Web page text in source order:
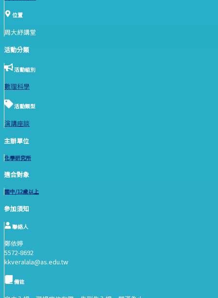
位置
周大紓講堂
活動分類
活動組別
數理科學
活動類型
演講座談
主辦單位
化學研究所
適合對象
國中/12歲以上
參加須知
聯絡人
鄭依婷
5572-8692
kkveralala@as.edu.tw
備註